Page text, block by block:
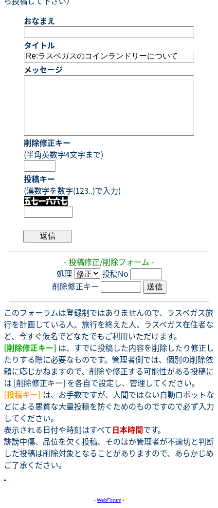
おなまえ
タイトル
メッセージ
削除修正キー
(半角英数字4文字まで)
投稿キー
(漢数字を数字(123..)で入力)
- 投稿修正/削除フォーム -
処理
投稿No
削除修正キー
このフォーラムは登録制ではありませんので、ラスベガス旅
行を計画している人、旅行を終えた人、ラスベガス在住者な
ど、今すぐ仮名でどなたでもご利用いただけます。
[削除修正キー] は、すでに投稿した内容を削除したり修正し
たりする際に必要なものです。管理者側では、個別の削除依
頼に応じかねますので、削除や修正する可能性がある投稿に
は [削除修正キー] を各自で設定し、管理してください。
[投稿キー] は、お手数ですが、人間ではない自動ロボットな
どによる悪質な大量投稿を防ぐためのものですので必ず入力
してください。
表示される日付や時刻はすべて日本時間です。
誹謗中傷、品位を欠く投稿、そのほか管理者が不適切と判断
した投稿は削除対象となることがありますので、あらかじめ
ご了承ください。
.
- WebForum -